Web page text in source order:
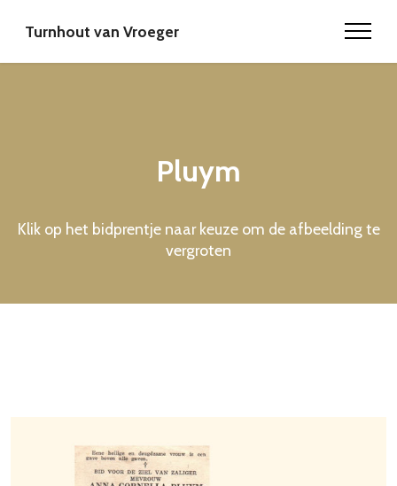
Turnhout van Vroeger
Pluym
Klik op het bidprentje naar keuze om de afbeelding te
vergroten